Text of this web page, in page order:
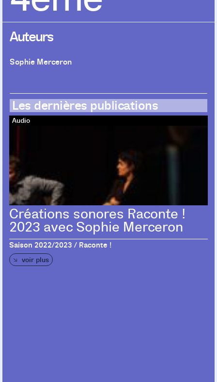
Auteurs
Sophie Merceron
Les dernières publications
Audio
Créations sonores Raconte !
2023 avec Sophie Merceron
Saison 2022/2023 / Raconte !
voir plus